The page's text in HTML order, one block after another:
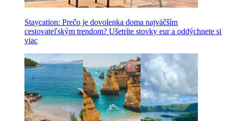
Staycation: Prečo je dovolenka doma najväčším
cestovateľským trendom? Ušetríte stovky eur a oddýchnete si
viac